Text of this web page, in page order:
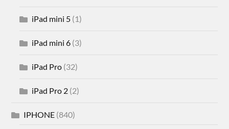
iPad mini 5 (1)
iPad mini 6 (3)
iPad Pro (32)
iPad Pro 2 (2)
IPHONE (840)